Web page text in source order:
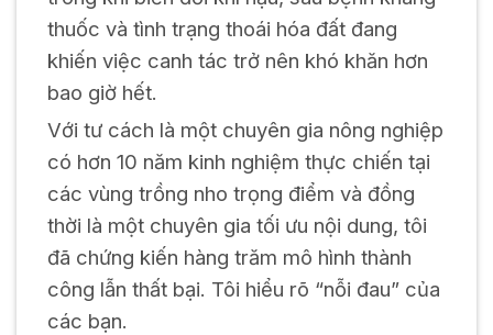
thuốc và tình trạng thoái hóa đất đang
khiến việc canh tác trở nên khó khăn hơn
bao giờ hết.
Với tư cách là một chuyên gia nông nghiệp
có hơn 10 năm kinh nghiệm thực chiến tại
các vùng trồng nho trọng điểm và đồng
thời là một chuyên gia tối ưu nội dung, tôi
đã chứng kiến hàng trăm mô hình thành
công lẫn thất bại. Tôi hiểu rõ “nỗi đau” của
các bạn.